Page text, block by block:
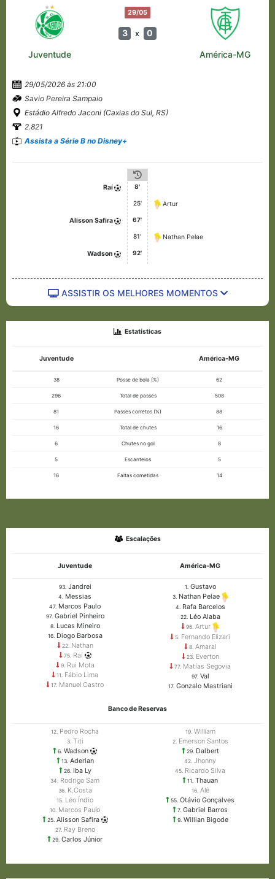
29/05
3 x 0
Juventude América-MG
29/05/2026 às 21:00
Savio Pereira Sampaio
Estádio Alfredo Jaconi (Caxias do Sul, RS)
2.821
Assista a Série B no Disney+
Raí 8'
25' Artur
Alisson Safira 67'
81' Nathan Pelae
Wadson 92'
ASSISTIR OS MELHORES MOMENTOS
Estatísticas
Juventude América-MG
38 Posse de bola (%) 62
296 Total de passes 508
81 Passes corretos (%) 88
16 Total de chutes 16
6 Chutes no gol 8
5 Escanteios 5
16 Faltas cometidas 14
Escalações
Juventude América-MG
93.Jandrei
4. Messias
47. Marcos Paulo
97.Gabriel Pinheiro
8.Lucas Mineiro
16.Diogo Barbosa
22.Nathan
75.Raí
9.Rui Mota
11. Fábio Lima
17. Manuel Castro
1. Gustavo
3.Nathan Pelae
4. Rafa Barcelos
22.Léo Alaba
96. Artur
5. Fernando Elizari
8. Amaral
23.Everton
77. Matías Segovia
97.Val
17.Gonzalo Mastriani
Banco de Reservas
12. Pedro Rocha
3.Titi
6. Wadson
13.Aderlan
26.Iba Ly
34. Rodrigo Sam
36.K.Costa
15. Léo Índio
10. Marcos Paulo
25.Alisson Safira
27.Ray Breno
29. Carlos Júnior
19.William
2.Emerson Santos
29.Dalbert
42. Jhonny
45. Ricardo Silva
11. Thauan
16.Alê
55. Otávio Gonçalves
7. Gabriel Barros
9.Willian Bigode